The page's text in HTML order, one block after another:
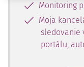
Monitoring
Moja
sledovanie
portálu,